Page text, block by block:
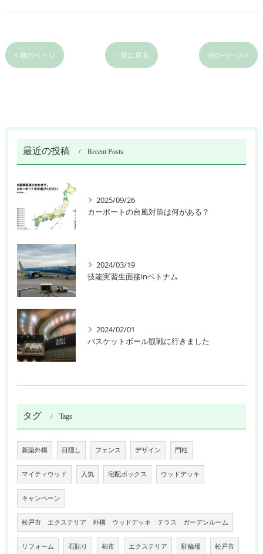
< 前のページ 一覧に戻る 次のページ >
最近の投稿 Recent Posts
2025/09/26
カーポートの台風対策は何がある？
2024/03/19
技能実習生面接inベトナム
2024/02/01
バスケットボール観戦に行きました
タグ Tags
新築外構 目隠し フェンス デザイン 門柱
マイティウッド 人気 宅配ボックス ウッドデッキ
キャンペーン
松戸市 エクステリア 外構 ウッドデッキ テラス ガーデンルーム
リフォーム 石貼り 柏市 エクステリア 駐輪場 松戸市